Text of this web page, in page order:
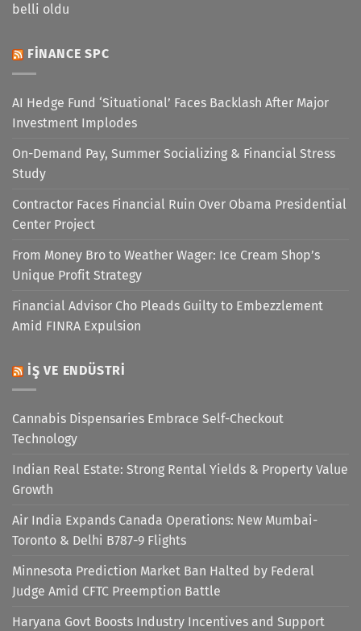
belli oldu
FINANCE SPC
AI Hedge Fund ‘Situational’ Faces Backlash After Major
Investment Implodes
On-Demand Pay, Summer Socializing & Financial Stress
Study
Contractor Faces Financial Ruin Over Obama Presidential
Center Project
From Money Bro to Weather Wager: Ice Cream Shop’s
Unique Profit Strategy
Financial Advisor Cho Pleads Guilty to Embezzlement
Amid FINRA Expulsion
İŞ VE ENDÜSTRI
Cannabis Dispensaries Embrace Self-Checkout
Technology
Indian Real Estate: Strong Rental Yields & Property Value
Growth
Air India Expands Canada Operations: New Mumbai-
Toronto & Delhi B787-9 Flights
Minnesota Prediction Market Ban Halted by Federal
Judge Amid CFTC Preemption Battle
Haryana Govt Boosts Industry Incentives and Support